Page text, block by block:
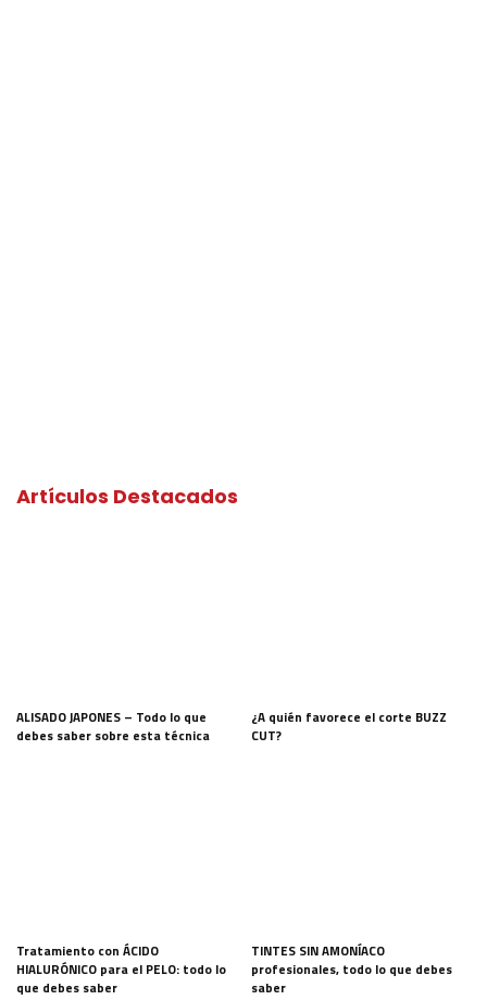
Artículos Destacados
ALISADO JAPONES – Todo lo que
debes saber sobre esta técnica
¿A quién favorece el corte BUZZ
CUT?
Tratamiento con ÁCIDO
HIALURÓNICO para el PELO: todo lo
que debes saber
TINTES SIN AMONÍACO
profesionales, todo lo que debes
saber